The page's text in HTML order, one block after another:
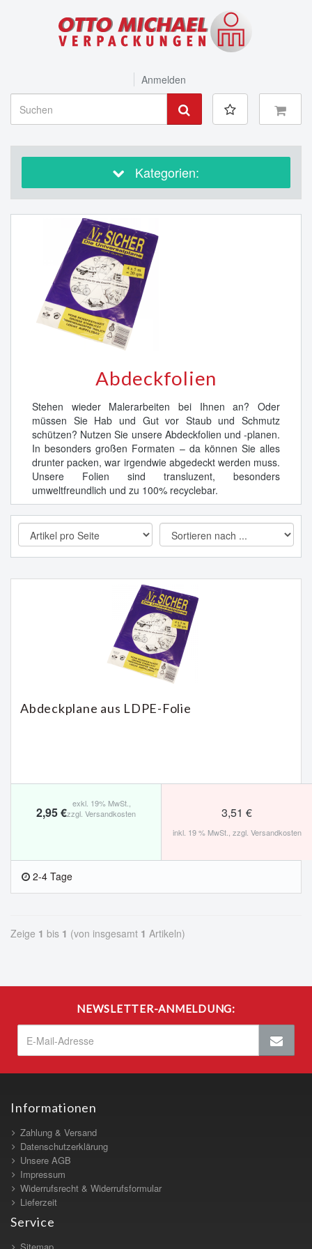
Anmelden
Kategorien:
Abdeckfolien
Stehen wieder Malerarbeiten bei Ihnen an? Oder
müssen Sie Hab und Gut vor Staub und Schmutz
schützen? Nutzen Sie unsere Abdeckfolien und -planen.
In besonders großen Formaten – da können Sie alles
drunter packen, war irgendwie abgedeckt werden muss.
Unsere Folien sind transluzent, besonders
umweltfreundlich und zu 100% recyclebar.
Abdeckplane aus LDPE-Folie
2,95 €
exkl. 19% MwSt.,
zzgl. Versandkosten 3,51 €
inkl. 19 % MwSt., zzgl. Versandkosten
2-4 Tage
Zeige 1 bis 1 (von insgesamt 1 Artikeln)
NEWSLETTER-ANMELDUNG:
Informationen
Zahlung & Versand
Datenschutzerklärung
Unsere AGB
Impressum
Widerrufsrecht & Widerrufsformular
Lieferzeit
Service